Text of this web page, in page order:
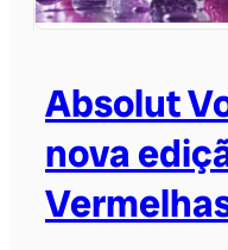
Absolut
nova